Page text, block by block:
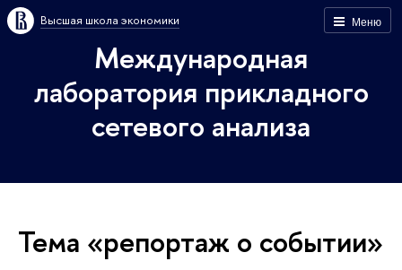
Меню
Высшая школа экономики
Международная
лаборатория прикладного
сетевого анализа
Тема «репортаж о событии»